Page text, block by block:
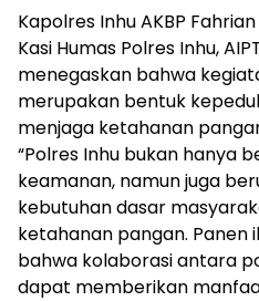
Kapolres Inhu AKBP
Kasi Humas Polres Inhu,
menegaskan bahwa
merupakan bentuk
menjaga ketahanan
“Polres Inhu bukan hanya
keamanan, namun juga
kebutuhan dasar
ketahanan pangan. Panen
bahwa kolaborasi antara
dapat memberikan